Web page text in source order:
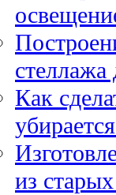
стеллажа
Как
из